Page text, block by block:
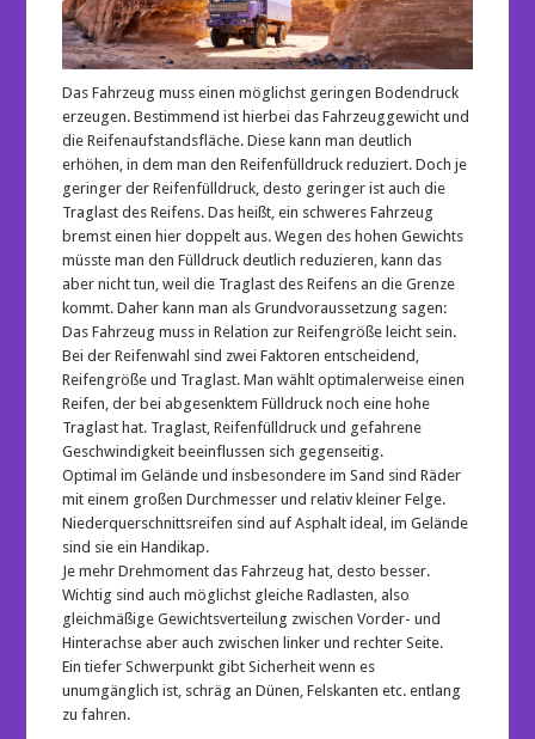
Das Fahrzeug muss einen möglichst geringen Bodendruck
erzeugen. Bestimmend ist hierbei das Fahrzeuggewicht und
die Reifenaufstandsfläche. Diese kann man deutlich
erhöhen, in dem man den Reifenfülldruck reduziert. Doch je
geringer der Reifenfülldruck, desto geringer ist auch die
Traglast des Reifens. Das heißt, ein schweres Fahrzeug
bremst einen hier doppelt aus. Wegen des hohen Gewichts
müsste man den Fülldruck deutlich reduzieren, kann das
aber nicht tun, weil die Traglast des Reifens an die Grenze
kommt. Daher kann man als Grundvoraussetzung sagen:
Das Fahrzeug muss in Relation zur Reifengröße leicht sein.
Bei der Reifenwahl sind zwei Faktoren entscheidend,
Reifengröße und Traglast. Man wählt optimalerweise einen
Reifen, der bei abgesenktem Fülldruck noch eine hohe
Traglast hat. Traglast, Reifenfülldruck und gefahrene
Geschwindigkeit beeinflussen sich gegenseitig.
Optimal im Gelände und insbesondere im Sand sind Räder
mit einem großen Durchmesser und relativ kleiner Felge.
Niederquerschnittsreifen sind auf Asphalt ideal, im Gelände
sind sie ein Handikap.
Je mehr Drehmoment das Fahrzeug hat, desto besser.
Wichtig sind auch möglichst gleiche Radlasten, also
gleichmäßige Gewichtsverteilung zwischen Vorder- und
Hinterachse aber auch zwischen linker und rechter Seite.
Ein tiefer Schwerpunkt gibt Sicherheit wenn es
unumgänglich ist, schräg an Dünen, Felskanten etc. entlang
zu fahren.